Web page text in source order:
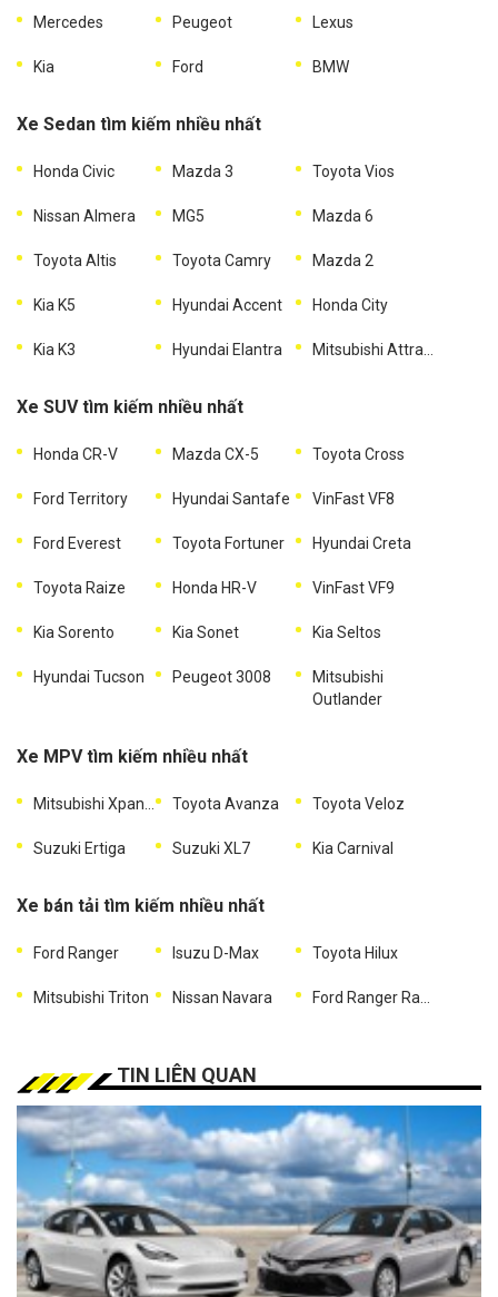
Mercedes Peugeot Lexus
Kia Ford BMW
Xe Sedan tìm kiếm nhiều nhất
Honda Civic Mazda 3 Toyota Vios
Nissan Almera MG5 Mazda 6
Toyota Altis Toyota Camry Mazda 2
Kia K5 Hyundai Accent Honda City
Kia K3 Hyundai Elantra
Xe SUV tìm kiếm nhiều nhất
Honda CR-V Mazda CX-5 Toyota Cross
Ford Territory Hyundai Santafe VinFast VF8
Ford Everest Toyota Fortuner Hyundai Creta
Toyota Raize Honda HR-V VinFast VF9
Kia Sorento Kia Sonet Kia Seltos
Hyundai Tucson Peugeot 3008
Mitsubishi
Outlander
Xe MPV tìm kiếm nhiều nhất
Toyota Avanza Toyota Veloz
Suzuki Ertiga Suzuki XL7 Kia Carnival
Xe bán tải tìm kiếm nhiều nhất
Ford Ranger Isuzu D-Max Toyota Hilux
Mitsubishi Triton Nissan Navara
TIN LIÊN QUAN